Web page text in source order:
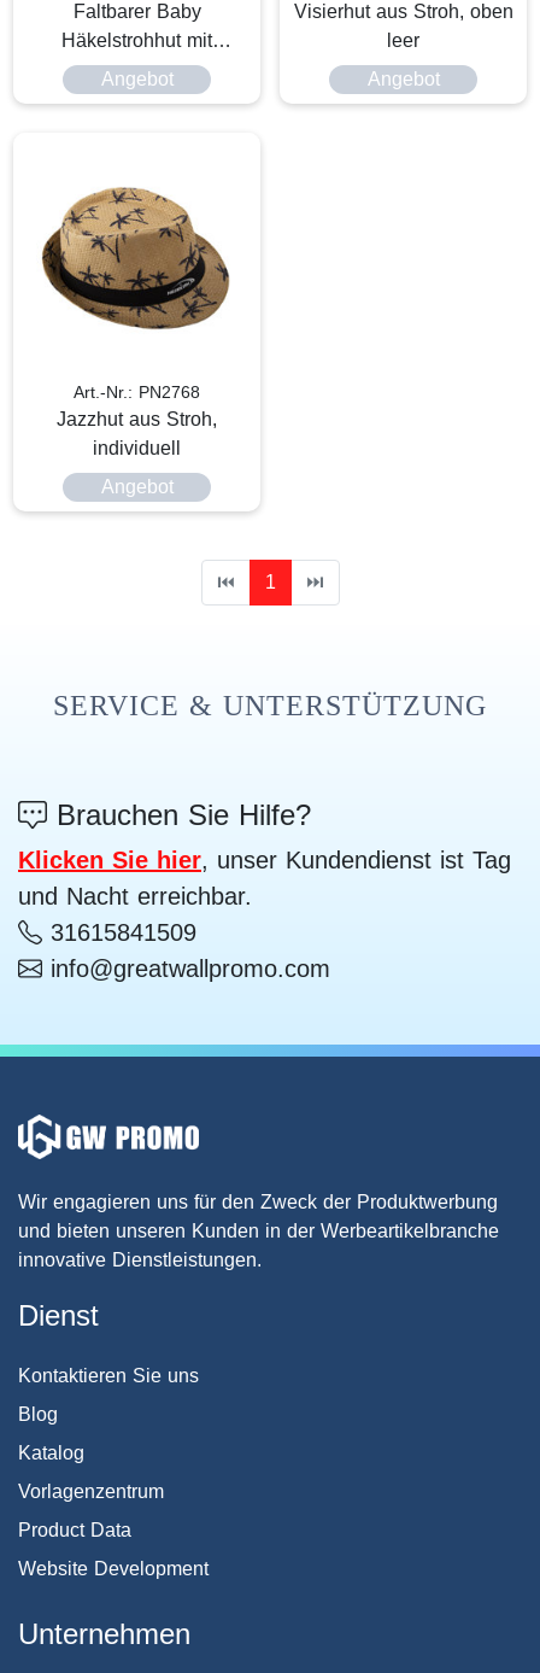
Faltbarer Baby
Häkelstrohhut mit
Spitzenband
Angebot
Visierhut aus Stroh, oben
leer
Angebot
Art.-Nr.: PN2768
Jazzhut aus Stroh,
individuell
Angebot
⏮ 1 ⏭
SERVICE & UNTERSTÜTZUNG
Brauchen Sie Hilfe?
Klicken Sie hier, unser Kundendienst ist Tag
und Nacht erreichbar.
31615841509
info@greatwallpromo.com
Wir engagieren uns für den Zweck der Produktwerbung
und bieten unseren Kunden in der Werbeartikelbranche
innovative Dienstleistungen.
Dienst
Kontaktieren Sie uns
Blog
Katalog
Vorlagenzentrum
Product Data
Website Development
Unternehmen